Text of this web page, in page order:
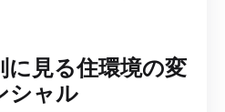
に見る住環境の変
シャル